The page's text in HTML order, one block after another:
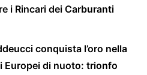
i Rincari dei Carburanti
conquista l’oro nella
Europei di nuoto: trionfo